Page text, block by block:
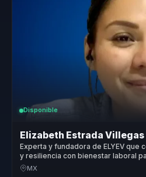
Disponible
Elizabeth Estrada Villegas
Experta y fundadora de ELYEV que
y resiliencia con bienestar laboral
MX